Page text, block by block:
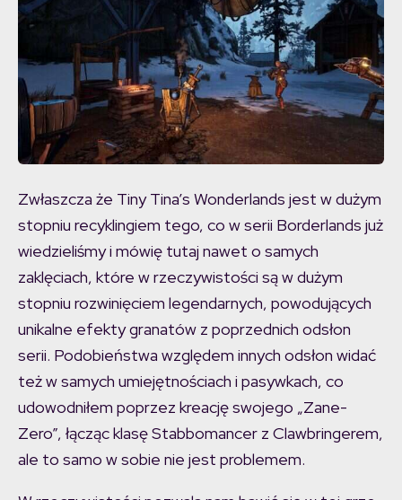
Zwłaszcza że Tiny Tina’s Wonderlands jest w dużym
stopniu recyklingiem tego, co w serii Borderlands już
wiedzieliśmy i mówię tutaj nawet o samych
zaklęciach, które w rzeczywistości są w dużym
stopniu rozwinięciem legendarnych, powodujących
unikalne efekty granatów z poprzednich odsłon
serii. Podobieństwa względem innych odsłon widać
też w samych umiejętnościach i pasywkach, co
udowodniłem poprzez kreację swojego „Zane-
Zero”, łącząc klasę Stabbomancer z Clawbringerem,
ale to samo w sobie nie jest problemem.